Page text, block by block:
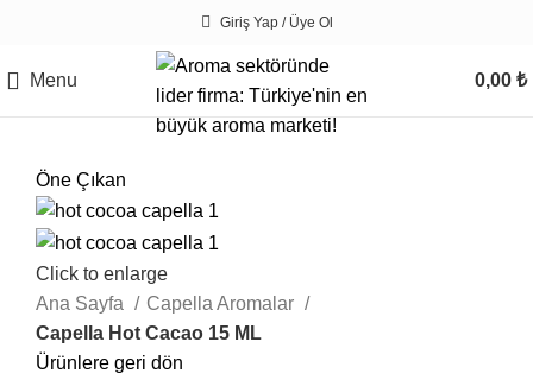
Giriş Yap / Üye Ol
Menu 0,00 ₺
Öne Çıkan
Click to enlarge
Ana Sayfa
Capella Aromalar
Capella Hot Cacao 15 ML
Ürünlere geri dön